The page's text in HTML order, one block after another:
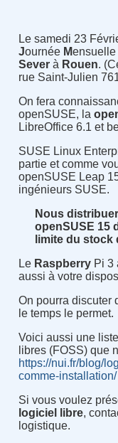
Le samedi 23
Journée Mensuelle
Severà Rouen.
rue Saint-Julien
On fera
openSUSE, la
LibreOffice 6.1 et
SUSE Linux
partie et comme
openSUSE Leap
ingénieurs SUSE.
Nous
openSUSE 15
limite du stock
Le RaspberryPi 3
aussi à votre
On pourra discuter
le temps le permet.
Voici aussi une
libres (FOSS) que
https://nui.fr/blog/
comme-installation/
Si vous voulez
logiciel libre,
logistique.